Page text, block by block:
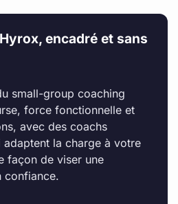
encadré et sans
small-group coaching
force fonctionnelle et
avec des coachs
adaptent la charge à votre
façon de viser une
confiance.